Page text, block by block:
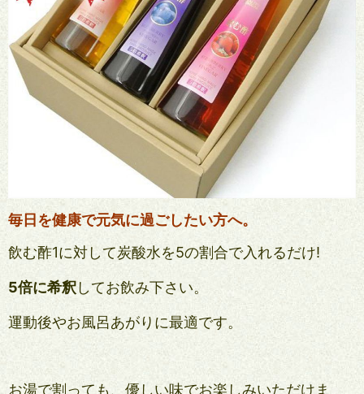
毎日を健康で元気に過ごしたい方へ。
飲む酢1に対して炭酸水を5の割合で入れるだけ!
5倍に希釈してお飲み下さい。
運動後やお風呂あがりに最適です。
お湯で割っても、優しい味でお楽しみいただけま